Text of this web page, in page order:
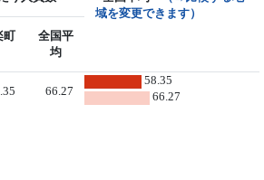
域を変更できます）
町
全国平
均
66.27
58.35
66.27